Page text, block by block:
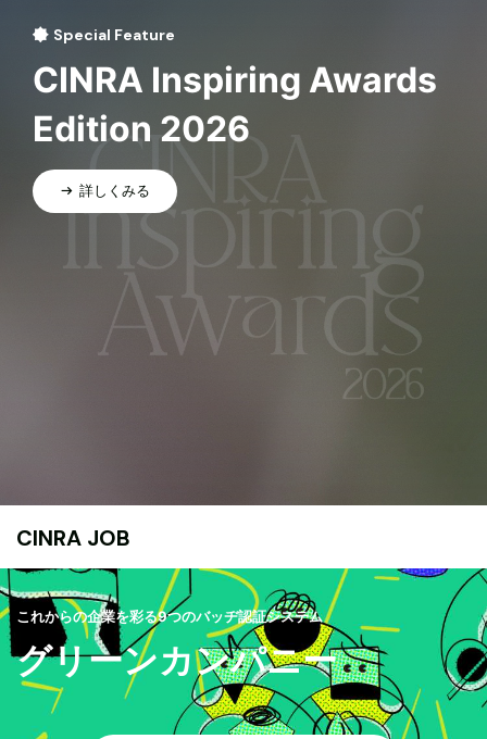
Special Feature
CINRA Inspiring Awards
Edition 2026
詳しくみる
CINRA JOB
これからの企業を彩る9つのバッヂ認証システム
グリーンカンパニー